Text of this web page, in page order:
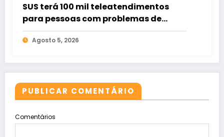
SUS terá 100 mil teleatendimentos
para pessoas com problemas de
apostas em bets
Agosto 5, 2026
PUBLICAR COMENTÁRIO
Comentários